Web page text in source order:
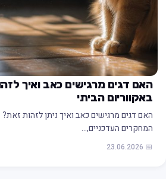
האם דגים מרגישים כאב ואיך
באקווריום הביתי
האם דגים מרגישים כאב ואיך ניתן לזהות
המחקרים העדכניים,…
📅 23.06.2026